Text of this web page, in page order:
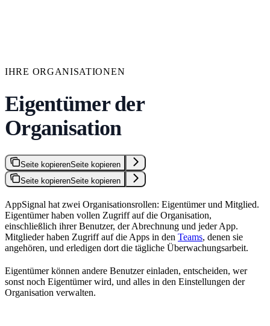
IHRE ORGANISATIONEN
Eigentümer der
Organisation
Seite kopierenSeite kopieren
Seite kopierenSeite kopieren
AppSignal hat zwei Organisationsrollen: Eigentümer und Mitglied.
Eigentümer haben vollen Zugriff auf die Organisation,
einschließlich ihrer Benutzer, der Abrechnung und jeder App.
Mitglieder haben Zugriff auf die Apps in den Teams, denen sie
angehören, und erledigen dort die tägliche Überwachungsarbeit.
Eigentümer können andere Benutzer einladen, entscheiden, wer
sonst noch Eigentümer wird, und alles in den Einstellungen der
Organisation verwalten.